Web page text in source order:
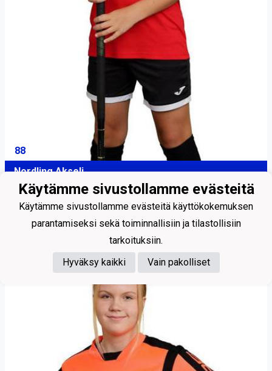
88
Nordling Akseli
Maalivahti
Käytämme sivustollamme evästeitä
Käytämme sivustollamme evästeitä käyttökokemuksen
parantamiseksi sekä toiminnallisiin ja tilastollisiin
tarkoituksiin.
Hyväksy kaikki
Vain pakolliset